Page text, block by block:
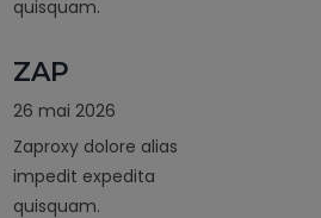
quisquam.
ZAP
26 mai 2026
Zaproxy dolore alias
impedit expedita
quisquam.